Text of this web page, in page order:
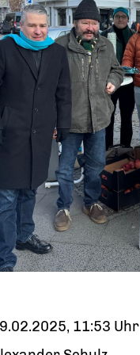
11:53 Uhr